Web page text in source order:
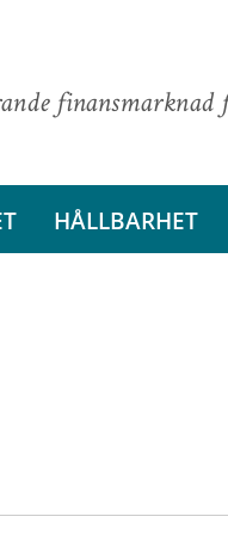
finansmarknad
HÅLLBARHET